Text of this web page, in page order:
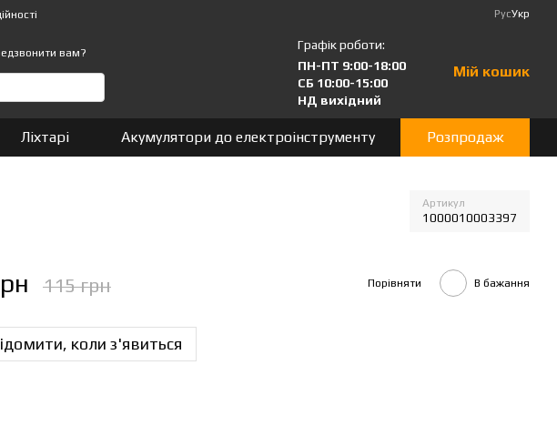
РусУкр
вам?
Графік роботи:
ПН-ПТ 9:00-18:00
СБ 10:00-15:00
НД вихідний
Мій кошик
Ліхтарі Акумулятори до електроінструменту Розпродаж
Артикул
1000010003397
115 грн Порівняти В бажання
коли з'явиться